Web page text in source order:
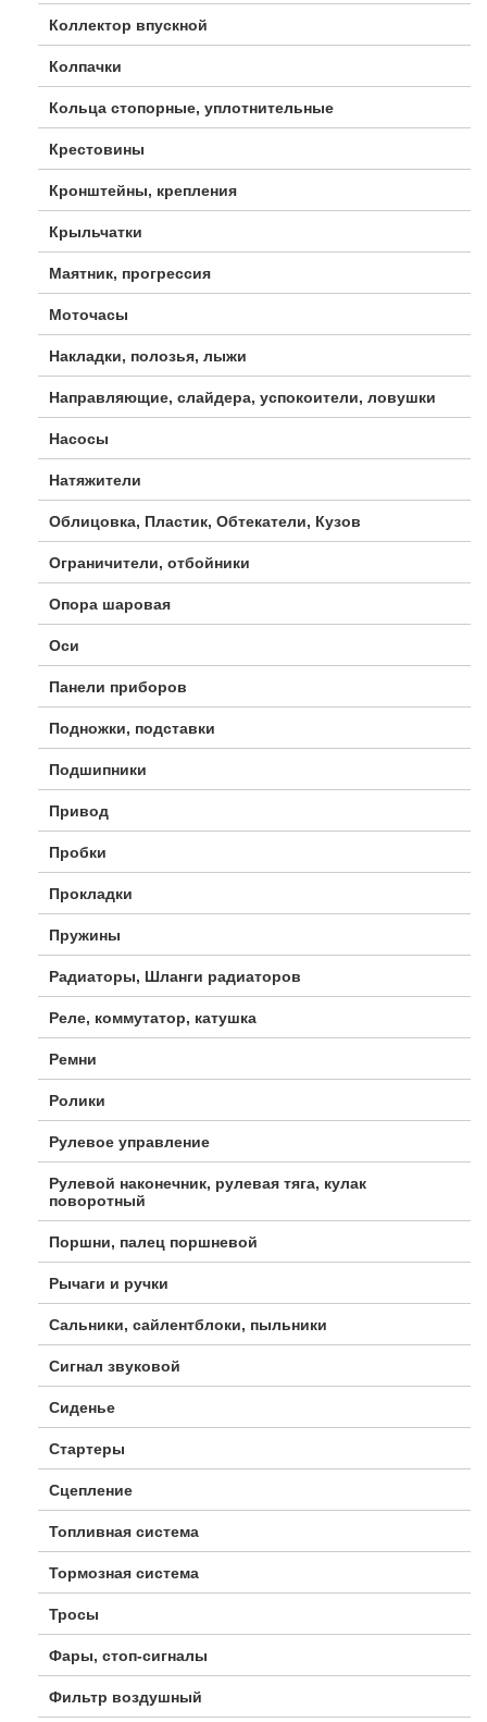
Коллектор впускной
Колпачки
Кольца стопорные, уплотнительные
Крестовины
Кронштейны, крепления
Крыльчатки
Маятник, прогрессия
Моточасы
Накладки, полозья, лыжи
Направляющие, слайдера, успокоители, ловушки
Насосы
Натяжители
Облицовка, Пластик, Обтекатели, Кузов
Ограничители, отбойники
Опора шаровая
Оси
Панели приборов
Подножки, подставки
Подшипники
Привод
Пробки
Прокладки
Пружины
Радиаторы, Шланги радиаторов
Реле, коммутатор, катушка
Ремни
Ролики
Рулевое управление
Рулевой наконечник, рулевая тяга, кулак
поворотный
Поршни, палец поршневой
Рычаги и ручки
Сальники, сайлентблоки, пыльники
Сигнал звуковой
Сиденье
Стартеры
Сцепление
Топливная система
Тормозная система
Тросы
Фары, стоп-сигналы
Фильтр воздушный